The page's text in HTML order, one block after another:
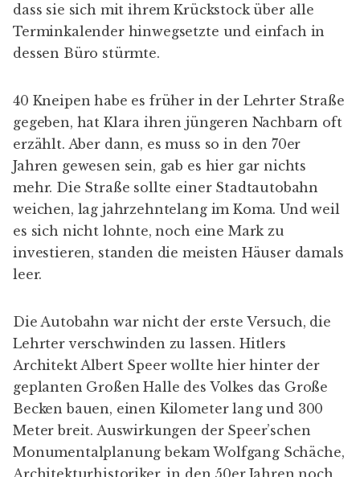
dass sie sich mit ihrem Krückstock über alle
Terminkalender hinwegsetzte und einfach in
dessen Büro stürmte.
40 Kneipen habe es früher in der Lehrter Straße
gegeben, hat Klara ihren jüngeren Nachbarn oft
erzählt. Aber dann, es muss so in den 70er
Jahren gewesen sein, gab es hier gar nichts
mehr. Die Straße sollte einer Stadtautobahn
weichen, lag jahrzehntelang im Koma. Und weil
es sich nicht lohnte, noch eine Mark zu
investieren, standen die meisten Häuser damals
leer.
Die Autobahn war nicht der erste Versuch, die
Lehrter verschwinden zu lassen. Hitlers
Architekt Albert Speer wollte hier hinter der
geplanten Großen Halle des Volkes das Große
Becken bauen, einen Kilometer lang und 300
Meter breit. Auswirkungen der Speer’schen
Monumentalplanung bekam Wolfgang Schäche,
Architekturhistoriker, in den 50er Jahren noch